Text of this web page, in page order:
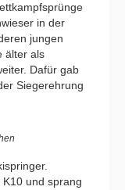
in der
jungen
älter als
Dafür gab
Siegerehrung
und sprang